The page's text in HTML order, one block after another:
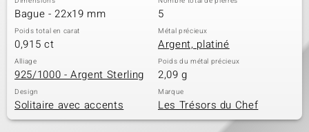
Bague - 22x19 mm 5
Poids total en carat
0,915 ct
Métal précieux
Argent, platiné
Alliage
925/1000 - Argent Sterling
Poids du métal précieux
2,09 g
Design
Solitaire avec accents
Marque
Les Trésors du Chef